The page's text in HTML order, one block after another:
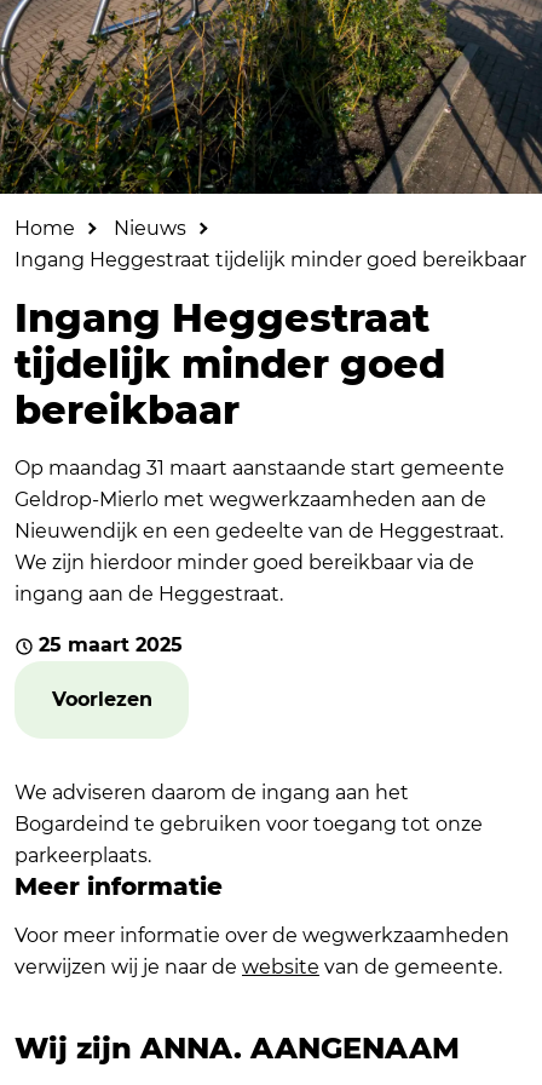
Home
Nieuws
Ingang Heggestraat tijdelijk minder goed bereikbaar
Ingang Heggestraat
tijdelijk minder goed
bereikbaar
Op maandag 31 maart aanstaande start gemeente
Geldrop-Mierlo met wegwerkzaamheden aan de
Nieuwendijk en een gedeelte van de Heggestraat.
We zijn hierdoor minder goed bereikbaar via de
ingang aan de Heggestraat.
25 maart 2025
Voorlezen
We adviseren daarom de ingang aan het
Bogardeind te gebruiken voor toegang tot onze
parkeerplaats.
Meer informatie
Voor meer informatie over de wegwerkzaamheden
verwijzen wij je naar de website van de gemeente.
Wij zijn ANNA.AANGENAAM